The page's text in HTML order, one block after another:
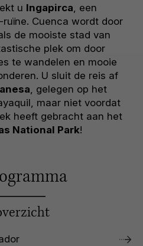
u Ingapirca, een
Cuenca wordt door
de mooiste stad van
plek om door
te wandelen en mooie
U sluit de reis af
, gelegen op het
maar niet voordat
heeft gebracht aan het
National Park!